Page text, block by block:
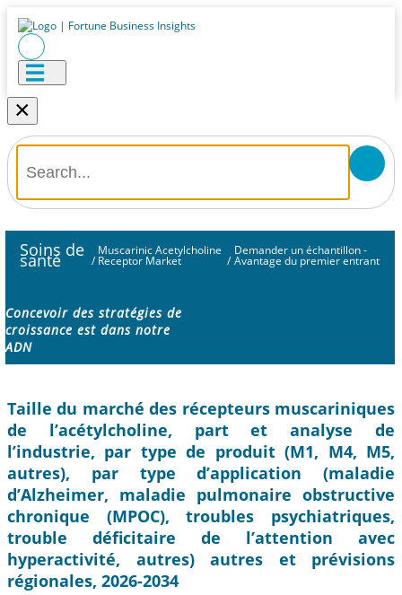
×
Soins de
santé /
Muscarinic Acetylcholine
Receptor Market /
Demander un échantillon -
Avantage du premier entrant
Concevoir des stratégies de
croissance est dans notre
ADN
Taille du marché des récepteurs muscariniques
de l’acétylcholine, part et analyse de
l’industrie, par type de produit (M1, M4, M5,
autres), par type d’application (maladie
d’Alzheimer, maladie pulmonaire obstructive
chronique (MPOC), troubles psychiatriques,
trouble déficitaire de l’attention avec
hyperactivité, autres) autres et prévisions
régionales, 2026-2034